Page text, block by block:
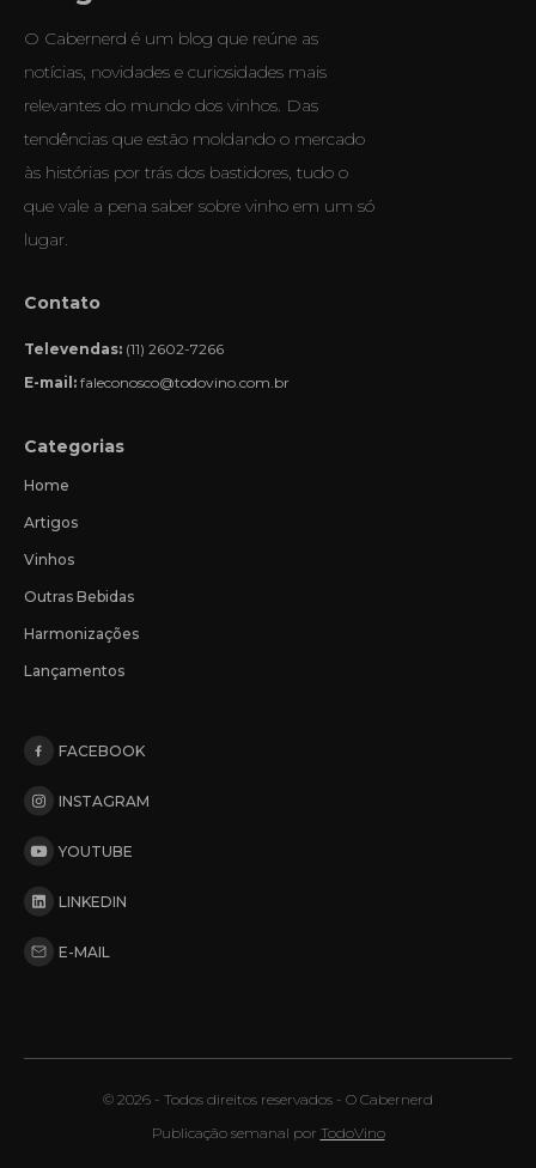
O Cabernerd é um blog que reúne as
notícias, novidades e curiosidades mais
relevantes do mundo dos vinhos. Das
tendências que estão moldando o mercado
às histórias por trás dos bastidores, tudo o
que vale a pena saber sobre vinho em um só
lugar.
Contato
Televendas: (11) 2602-7266
E-mail: faleconosco@todovino.com.br
Categorias
Home
Artigos
Vinhos
Outras Bebidas
Harmonizações
Lançamentos
FACEBOOK
INSTAGRAM
YOUTUBE
LINKEDIN
E-MAIL
© 2026 - Todos direitos reservados - O Cabernerd
Publicação semanal por TodoVino